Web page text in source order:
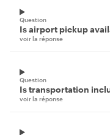
Question
Is airport pickup
voir la réponse
Question
Is transportation
voir la réponse